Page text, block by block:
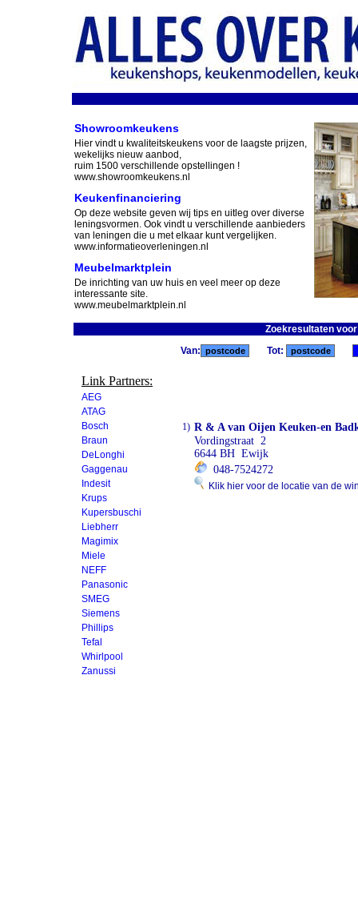
Showroomkeukens
Hier vindt u kwaliteitskeukens voor de laagste prijzen,
wekelijks nieuw aanbod,
ruim 1500 verschillende opstellingen !
www.showroomkeukens.nl
Keukenfinanciering
Op deze website geven wij tips en uitleg over diverse
leningsvormen. Ook vindt u verschillende aanbieders
van leningen die u met elkaar kunt vergelijken.
www.informatieoverleningen.nl
Meubelmarktplein
De inrichting van uw huis en veel meer op deze
interessante site.
www.meubelmarktplein.nl
Zoekresultaten
Link Partners:
AEG
ATAG
Bosch
Braun
DeLonghi
Gaggenau
Indesit
Krups
Kupersbuschi
Liebherr
Magimix
Miele
NEFF
Panasonic
SMEG
Siemens
Phillips
Tefal
Whirlpool
Zanussi
Van: Tot:
1) R & A van Oijen Keuken-en
Vordingstraat 2
6644 BH Ewijk
048-7524272
Klik hier voor de locatie van de